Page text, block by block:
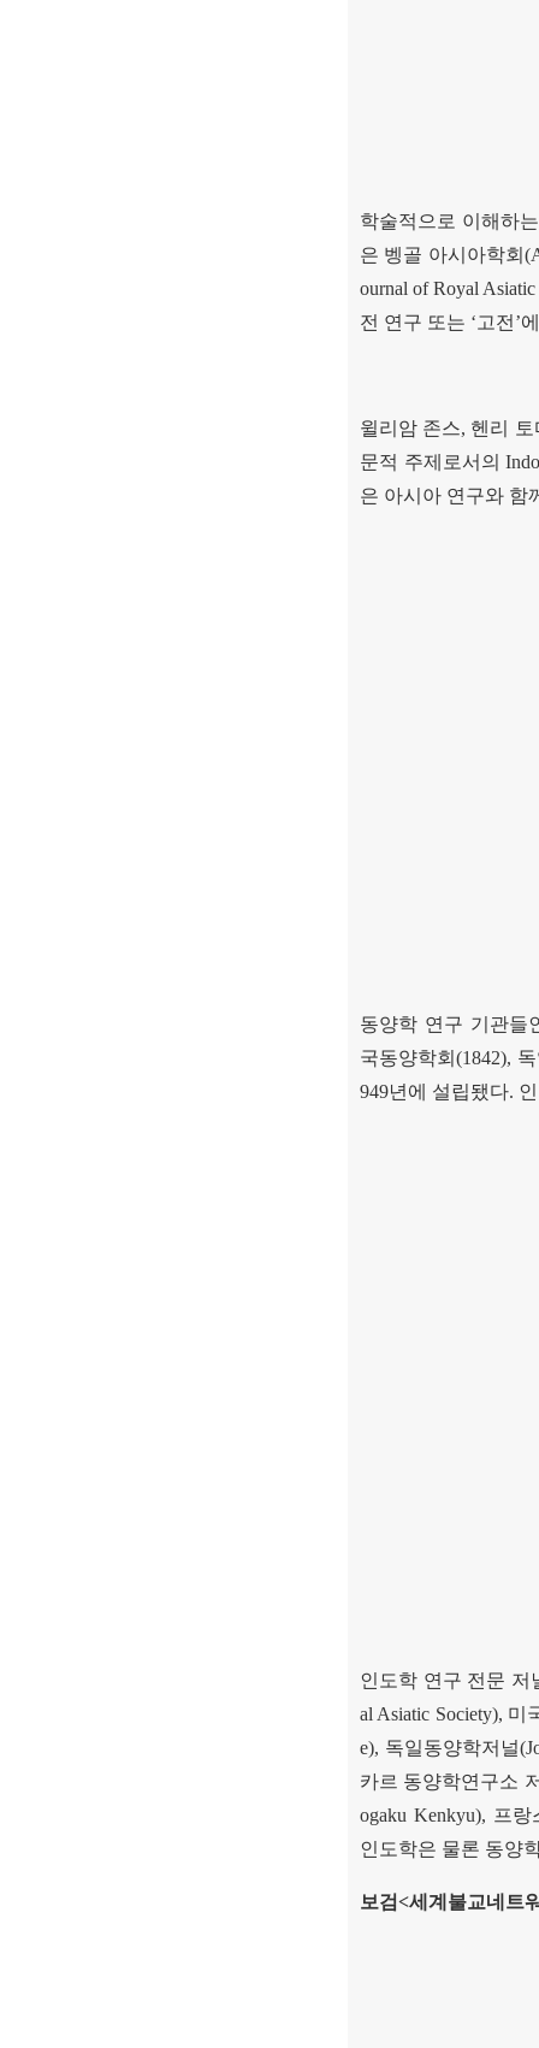
학술적으로 이해하
은 벵골 아시아학회
ournal of Royal
전 연구 또는 ‘고전 ’
윌리암 존스, 헨리 토
문적 주제로서의
은 아시아 연구와 함
동양학 연구 기관들
국동양학회 (1842),
949년에 설립됐다.
인도학 연구 전문 저
al Asiatic Society), 미
e), 독일동양학저널
카르 동양학연구소
ogaku Kenkyu), 프랑
인도학은 물론 동양
보검<세계불교네트